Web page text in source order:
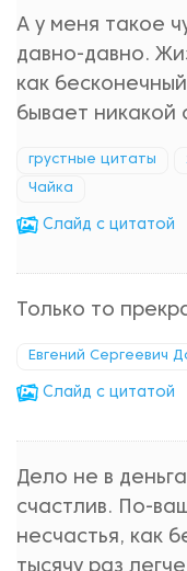
А у меня такое
давно-давно.
как
бывает никакой
грустные цитаты
Чайка
Cлайд с цитатой
Только то
Евгений Сергеевич
Cлайд с цитатой
Дело не в
счастлив. По-
несчастья, как
тысячу раз